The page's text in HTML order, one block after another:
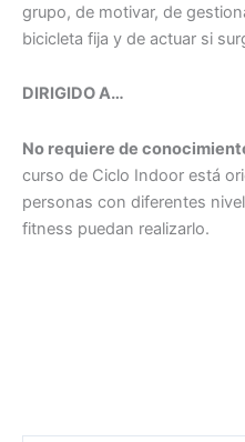
grupo, de motivar, de
bicicleta fija y de actuar si
DIRIGIDO A…
No requiere de
curso de Ciclo Indoor está
personas con diferentes
fitness puedan realizarlo.